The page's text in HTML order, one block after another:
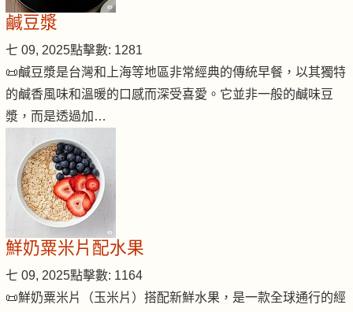
鹹豆漿
七 09, 2025點擊數: 1281
📜鹹豆漿是台灣和上海等地區非常經典的傳統早餐，以其獨特
的鹹香風味和溫暖的口感而深受喜愛。它並非一般的鹹味豆
漿，而是透過加…
鮮奶粟米片配水果
七 09, 2025點擊數: 1164
📜鮮奶粟米片（玉米片）搭配新鮮水果，是一款全球通行的經